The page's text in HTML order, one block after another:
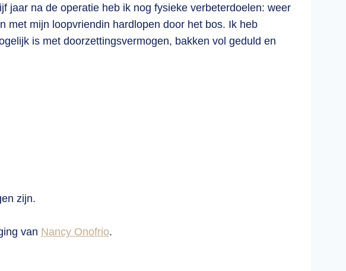
jaar na de operatie heb ik nog fysieke verbeterdoelen: weer
met mijn loopvriendin hardlopen door het bos. Ik heb
is met doorzettingsvermogen, bakken vol geduld en
zijn.
van Nancy Onofrio.